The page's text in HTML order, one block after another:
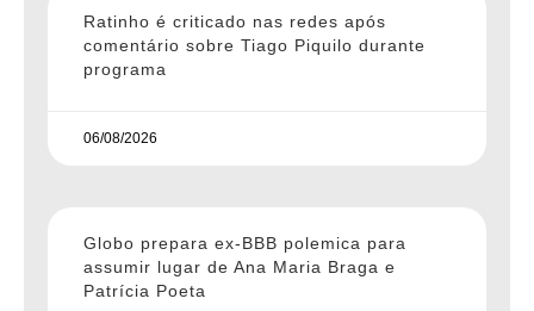
Ratinho é criticado nas redes após
comentário sobre Tiago Piquilo durante
programa
06/08/2026
Globo prepara ex-BBB polemica para
assumir lugar de Ana Maria Braga e
Patrícia Poeta